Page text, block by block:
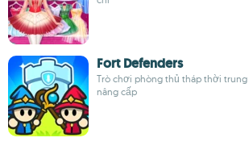
Fort Defenders
Trò chơi phòng thủ tháp thời
nâng cấp